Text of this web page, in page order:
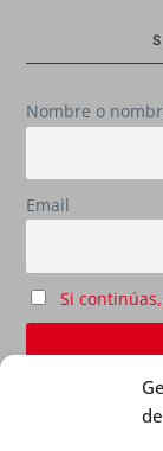
Nombre o
Email
Si